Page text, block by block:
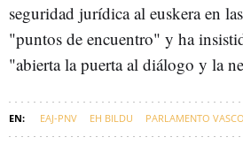
seguridad jurídica al euskera en
"puntos de encuentro" y ha
"abierta la puerta al diálogo y la
EAJ-PNV EH BILDU PARLAMENTO VASCO